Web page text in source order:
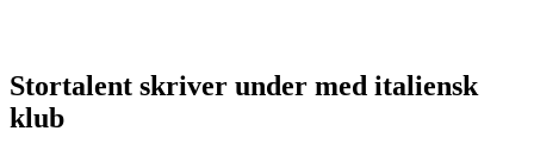
Stortalent skriver under med italiensk
klub